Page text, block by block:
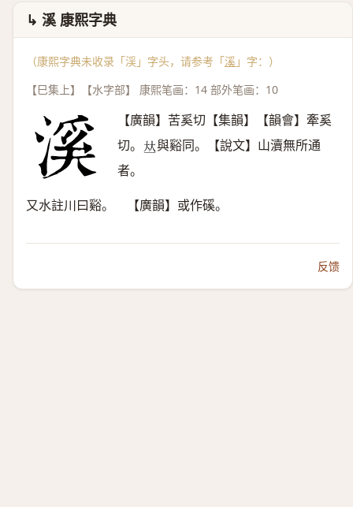
↳ 溪 康熙字典
（康熙字典未收录「渓」字头，请参考「溪 」字：）
【巳集上】【水字部】 康熙笔画：14 部外笔画：10
【廣韻】苦奚切【集韻】【韻會】牽奚
切。 𠀤與谿同。【說文】山瀆無所通
者。
又水註川曰谿。 【廣韻】或作磎。
反馈